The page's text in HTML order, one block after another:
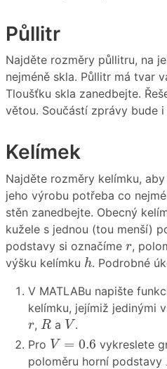
Půllitr
Najděte rozměry půllitru, na
nejméně skla. Půllitr má tvar
Tloušťku skla zanedbejte.
větou. Součástí zprávy bude
Kelímek
Najděte rozměry kelímku,
jeho výrobu potřeba co
stěn zanedbejte. Obecný
kužele s jednou (tou menší)
podstavy si označíme r
r,
výšku kelímku h
h. Podrobné
V MATLABu napište
kelímku, jejímiž jedinými
r
r, R
R a V
V.
Pro V = 0.6
V= 0.6 vykreslete
poloměru horní podstavy